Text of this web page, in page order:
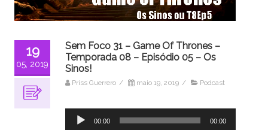
19
05, 2019
Sem Foco 31 – Game Of Thrones –
Temporada 08 – Episódio 05 – Os
Sinos!
Priss Guerrero / maio 19, 2019 / Podcast
Tocador
00:00 00:00